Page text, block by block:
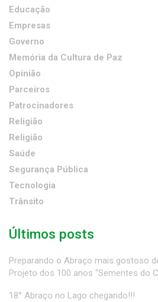
Educação
Empresas
Governo
Memória da Cultura de Paz
Opinião
Parceiros
Patrocinadores
Religião
Religião
Saúde
Segurança Pública
Tecnologia
Trânsito
Últimos posts
Preparando o Abraço mais gostoso
Projeto dos 100 anos “Sementes do
18° Abraço no Lago chegando!!!